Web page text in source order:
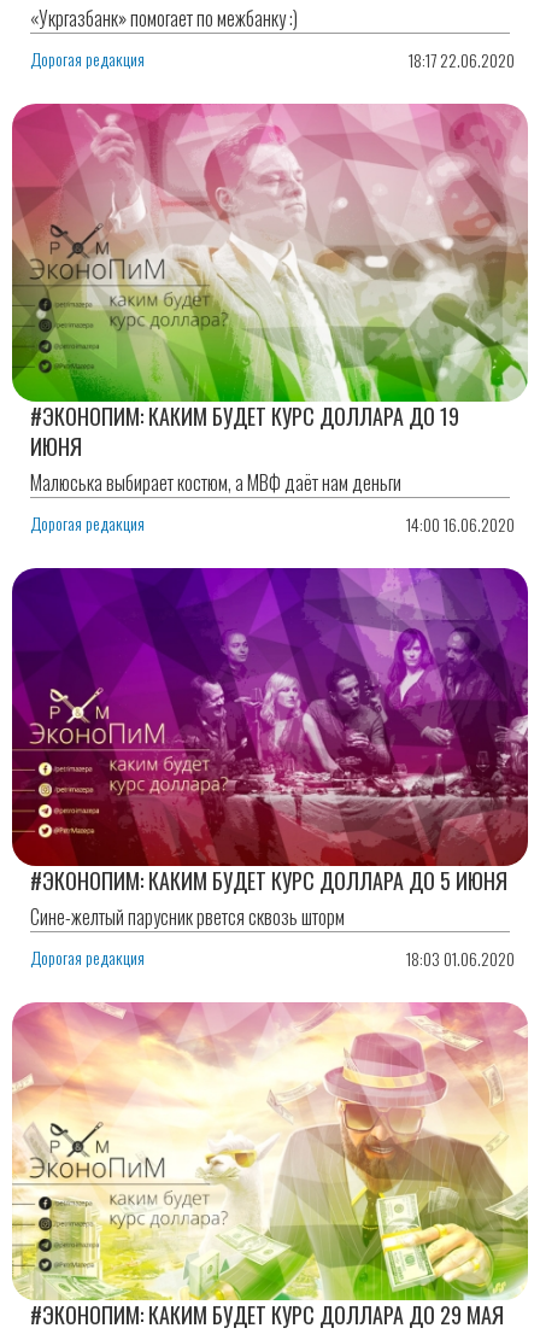
«Укргазбанк» помогает по межбанку :)
Дорогая редакция 18:17 22.06.2020
#ЭКОНОПИМ: КАКИМ БУДЕТ КУРС ДОЛЛАРА ДО 19
ИЮНЯ
Малюська выбирает костюм, а МВФ даёт нам деньги
Дорогая редакция 14:00 16.06.2020
#ЭКОНОПИМ: КАКИМ БУДЕТ КУРС ДОЛЛАРА ДО 5 ИЮНЯ
Сине-желтый парусник рвется сквозь шторм
Дорогая редакция 18:03 01.06.2020
#ЭКОНОПИМ: КАКИМ БУДЕТ КУРС ДОЛЛАРА ДО 29 МАЯ